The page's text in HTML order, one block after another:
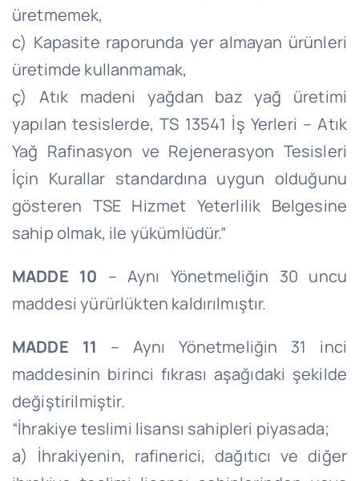
üretmemek,
c) Kapasite raporunda yer almayan ürünleri
üretimde kullanmamak,
ç) Atık madeni yağdan baz yağ üretimi
yapılan tesislerde, TS 13541 İş Yerleri – Atık
Yağ Rafinasyon ve Rejenerasyon Tesisleri
İçin Kurallar standardına uygun olduğunu
gösteren TSE Hizmet Yeterlilik Belgesine
sahip olmak, ile yükümlüdür.”
MADDE 10 – Aynı Yönetmeliğin 30 uncu
maddesi yürürlükten kaldırılmıştır.
MADDE 11 – Aynı Yönetmeliğin 31 inci
maddesinin birinci fıkrası aşağıdaki şekilde
değiştirilmiştir.
“İhrakiye teslimi lisansı sahipleri piyasada;
a) İhrakiyenin, rafinerici, dağıtıcı ve diğer